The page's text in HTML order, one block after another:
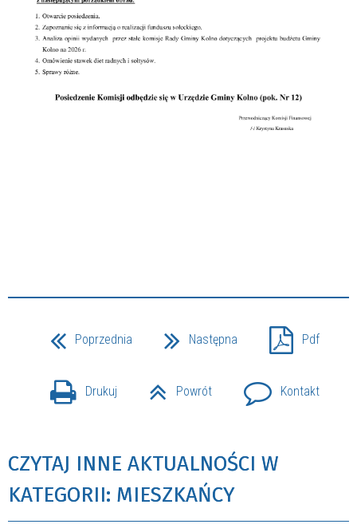
Poprzednia Następna Pdf
Drukuj Powrót Kontakt
CZYTAJ INNE AKTUALNOŚCI W
KATEGORII: MIESZKAŃCY